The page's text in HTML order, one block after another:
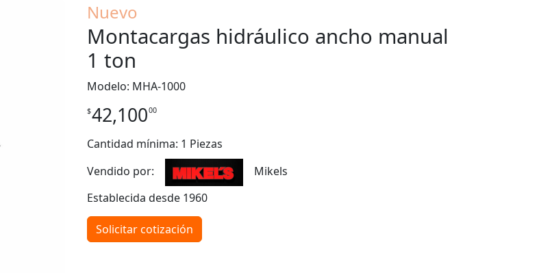
Nuevo
Montacargas hidráulico ancho manual
1 ton
Modelo: MHA-1000
$42,10000
Cantidad mínima: 1 Piezas
Vendido por:
Mikels
Establecida desde 1960
Solicitar cotización